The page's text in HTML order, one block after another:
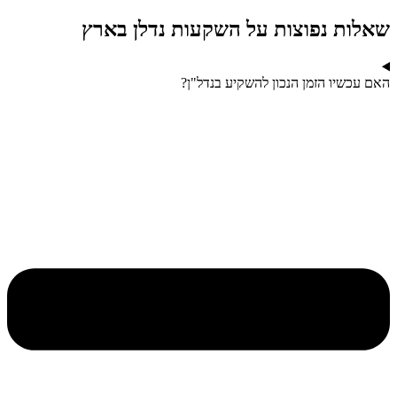
שאלות נפוצות על השקעות נדלן בארץ
האם עכשיו הזמן הנכון להשקיע בנדל"ן?